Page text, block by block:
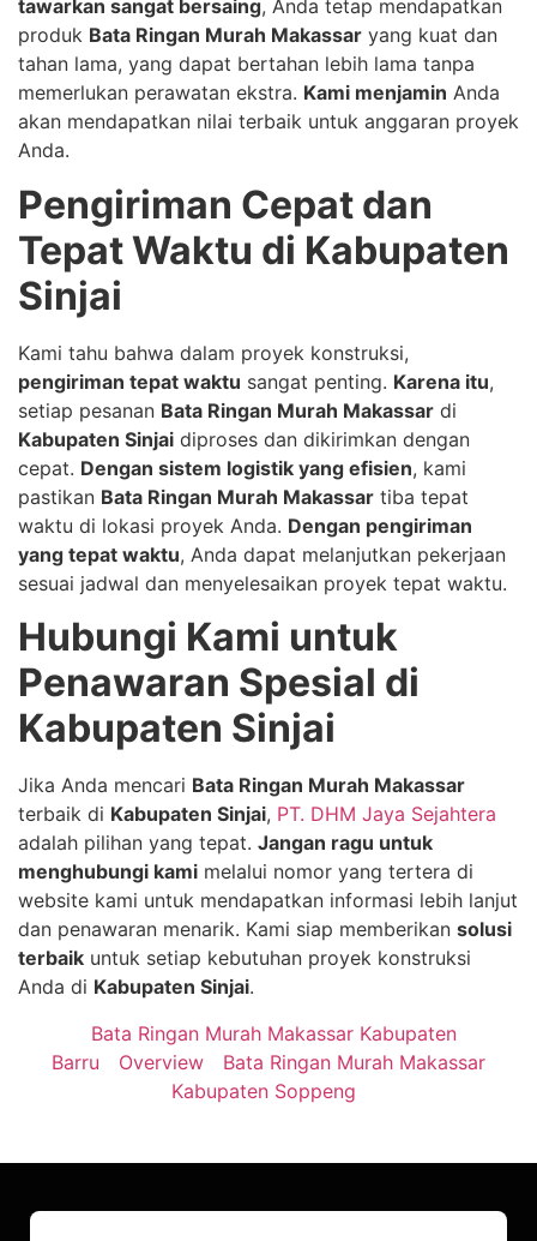
tawarkan sangat bersaing, Anda tetap mendapatkan
produk Bata Ringan Murah Makassar yang kuat dan
tahan lama, yang dapat bertahan lebih lama tanpa
memerlukan perawatan ekstra. Kami menjamin Anda
akan mendapatkan nilai terbaik untuk anggaran proyek
Anda.
Pengiriman Cepat dan
Tepat Waktu di Kabupaten
Sinjai
Kami tahu bahwa dalam proyek konstruksi,
pengiriman tepat waktu sangat penting. Karena itu,
setiap pesanan Bata Ringan Murah Makassar di
Kabupaten Sinjai diproses dan dikirimkan dengan
cepat. Dengan sistem logistik yang efisien, kami
pastikan Bata Ringan Murah Makassar tiba tepat
waktu di lokasi proyek Anda. Dengan pengiriman
yang tepat waktu, Anda dapat melanjutkan pekerjaan
sesuai jadwal dan menyelesaikan proyek tepat waktu.
Hubungi Kami untuk
Penawaran Spesial di
Kabupaten Sinjai
Jika Anda mencari Bata Ringan Murah Makassar
terbaik di Kabupaten Sinjai, PT. DHM Jaya Sejahtera
adalah pilihan yang tepat. Jangan ragu untuk
menghubungi kami melalui nomor yang tertera di
website kami untuk mendapatkan informasi lebih lanjut
dan penawaran menarik. Kami siap memberikan solusi
terbaik untuk setiap kebutuhan proyek konstruksi
Anda di Kabupaten Sinjai.
Bata Ringan Murah Makassar Kabupaten
Barru
Overview
Bata Ringan Murah Makassar
Kabupaten Soppeng